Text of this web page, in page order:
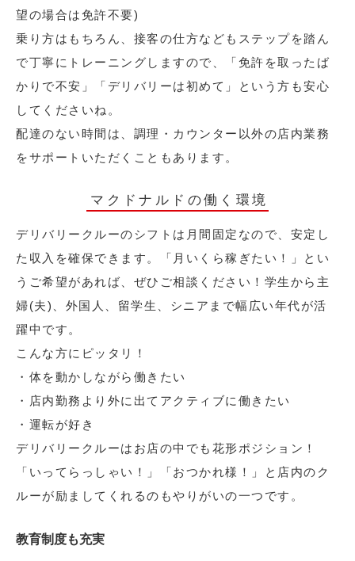
望の場合は免許不要)
乗り方はもちろん、接客の仕方などもステップを踏ん
で丁寧にトレーニングしますので、「免許を取ったば
かりで不安」「デリバリーは初めて」という方も安心
してくださいね。
配達のない時間は、調理・カウンター以外の店内業務
をサポートいただくこともあります。
マクドナルドの働く環境
デリバリークルーのシフトは月間固定なので、安定し
た収入を確保できます。「月いくら稼ぎたい！」とい
うご希望があれば、ぜひご相談ください！学生から主
婦(夫)、外国人、留学生、シニアまで幅広い年代が活
躍中です。
こんな方にピッタリ！
・体を動かしながら働きたい
・店内勤務より外に出てアクティブに働きたい
・運転が好き
デリバリークルーはお店の中でも花形ポジション！
「いってらっしゃい！」「おつかれ様！」と店内のク
ルーが励ましてくれるのもやりがいの一つです。
教育制度も充実